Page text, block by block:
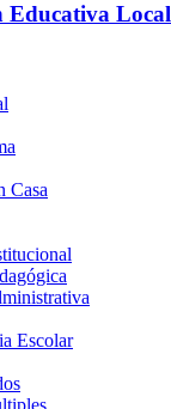
Educativa Local
Casa
Escolar